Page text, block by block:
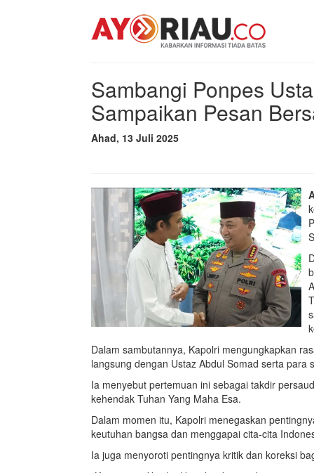
Sambangi Ponpes
Sampaikan Pesan
Ahad, 13 Juli 2025
Dalam sambutannya, Kapolri mengungkapkan
langsung dengan Ustaz Abdul Somad serta para
Ia menyebut pertemuan ini sebagai takdir
kehendak Tuhan Yang Maha Esa.
Dalam momen itu, Kapolri menegaskan
keutuhan bangsa dan menggapai cita-cita
Ia juga menyoroti pentingnya kritik dan koreksi